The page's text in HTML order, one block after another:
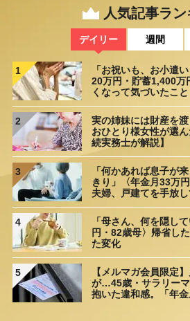
人気記事ラ
デイリー 週間
1
「お祝いも、お小遣
20万円・貯蓄1,400万
くなって気づいたこと
2
実の姉妹には財産を
おひとり様女性が選
続実務士が解説】
3
「何かあれば息子が
きり」〈年金月33万
夫婦、戸建てを手放
4
「母さん、何を隠し
円・82歳母〉帰省し
た変化
5
【メルマガ会員限定
が…45歳・サラリー
抱いた違和感。「年